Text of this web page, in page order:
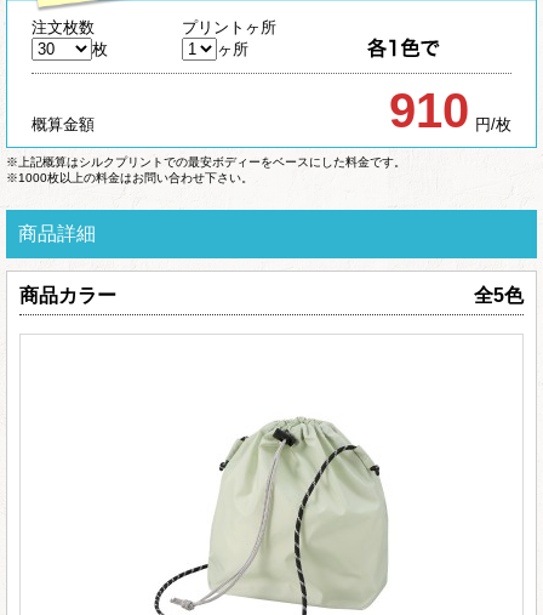
注文枚数
プリントヶ所
枚
ヶ所
概算金額 910 円/枚
※上記概算はシルクプリントでの最安ボディーをベースにした料金です。
※1000枚以上の料金はお問い合わせ下さい。
商品詳細
商品カラー 全5色